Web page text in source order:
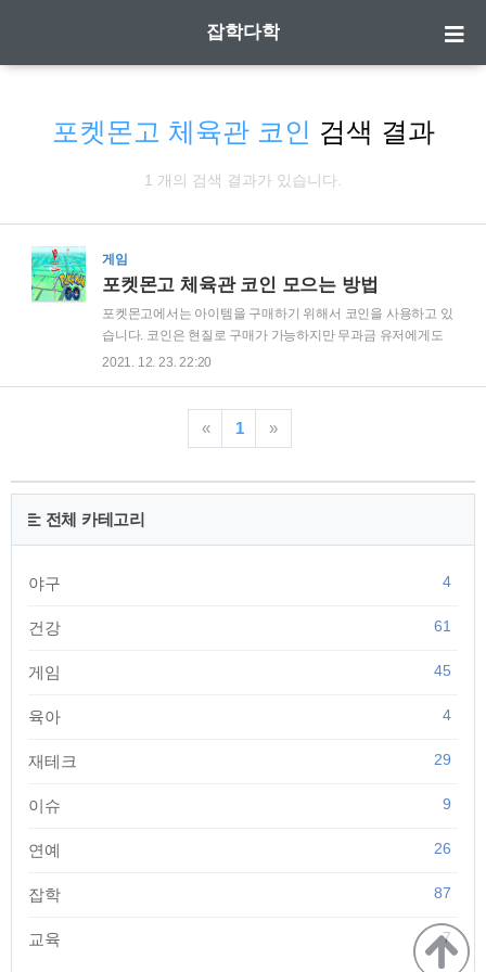
잡학다학
포켓몬고 체육관 코인 검색 결과
1 개의 검색 결과가 있습니다.
게임
포켓몬고 체육관 코인 모으는 방법
포켓몬고에서는 아이템을 구매하기 위해서 코인을 사용하고 있
습니다. 코인은 현질로 구매가 가능하지만 무과금 유저에게도
살길이 필요하기에 코인을 별도로 모으는 방법이 있습니다. 바
체육관들이 각 지역마다 지정되있는데요. 위의 그림과 같이 동
그란 배틀 공간이 있는 곳이 체육관입니다. 체육관은 팀별로 색
강, 노랑, 파랑 세가지가 있습니다. 이후 팀 컬러를 변경하려면
1,000코인을 지불하고 변경해야하니 신중히 고르시기 바랍니
다. 그리고 체육관을 선택하면 위의 그림과 같이 몬스터들이 배
2021. 12. 23. 22:20
« 1 »
전체 카테고리
야구 4
건강 61
게임 45
육아 4
재테크 29
이슈 9
연예 26
잡학 87
교육 7